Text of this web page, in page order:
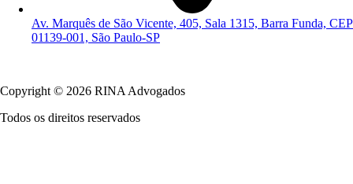
Av. Marquês de São Vicente, 405, Sala 1315, Barra Funda, CEP
01139-001, São Paulo-SP
Copyright © 2026 RINA Advogados
Todos os direitos reservados